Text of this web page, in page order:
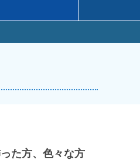
た方、色々な方